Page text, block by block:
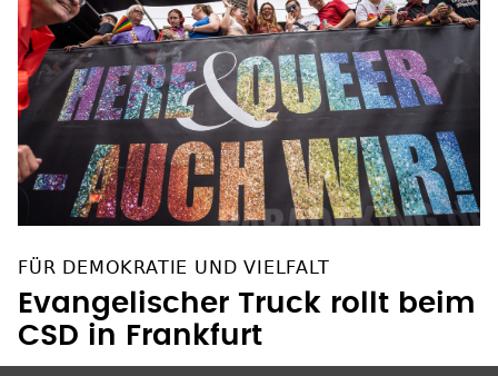
Evangelischer Truck rollt beim
CSD in Frankfurt